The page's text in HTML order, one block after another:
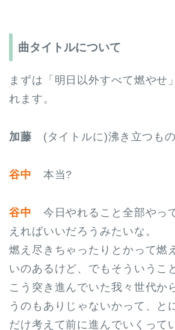
曲タイトルについて
まずは「明日以外すべて燃やせ
れます。
加藤 (タイトルに)沸き立つも
谷中 本当?
谷中 今日やれること全部やっ
えればいいだろうみたいな。
燃え尽きちゃったりとかって燃
いのあるけど、でもそういうこ
こう突き進んでいた我々世代か
うのもありじゃないかって、と
だけ考えて前に進んでいくって